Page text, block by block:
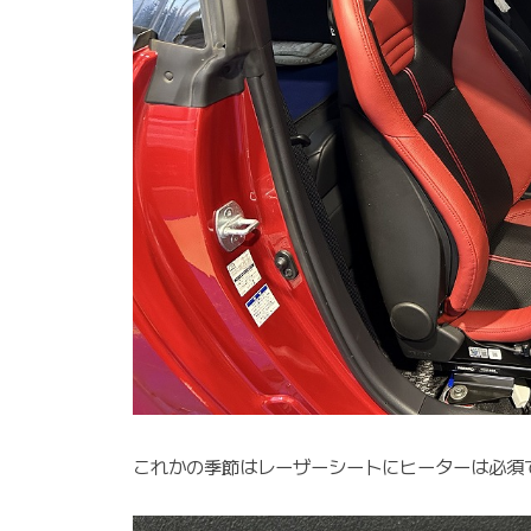
これかの季節はレーザーシートにヒーターは必須